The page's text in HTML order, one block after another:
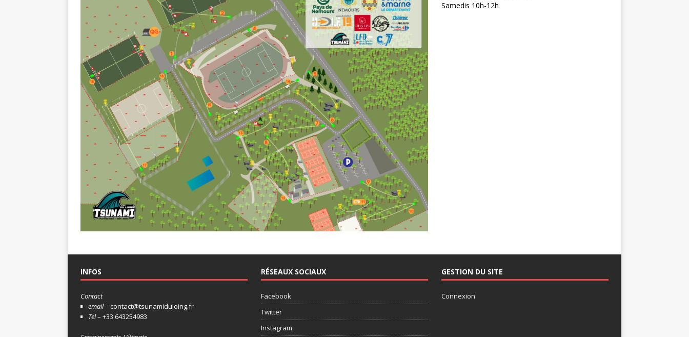
Samedis 10h-12h
INFOS
Contact
email– contact@tsunamiduloing.fr
Tel– +33 643254983
RÉSEAUX SOCIAUX
Facebook
Twitter
Instagram
GESTION DU SITE
Connexion